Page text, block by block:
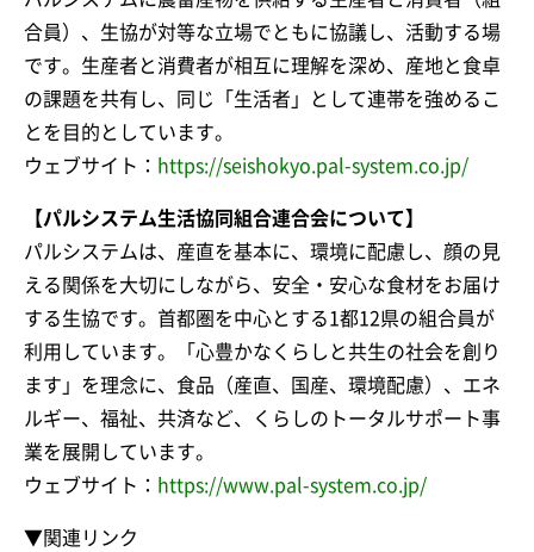
合員）、生協が対等な立場でともに協議し、活動する場
です。生産者と消費者が相互に理解を深め、産地と食卓
の課題を共有し、同じ「生活者」として連帯を強めるこ
とを目的としています。
ウェブサイト： https://seishokyo.pal-system.co.jp/
【パルシステム生活協同組合連合会について】
パルシステムは、産直を基本に、環境に配慮し、顔の見
える関係を大切にしながら、安全・安心な食材をお届け
する生協です。首都圏を中心とする1都12県の組合員が
利用しています。「心豊かなくらしと共生の社会を創り
ます」を理念に、食品（産直、国産、環境配慮）、エネ
ルギー、福祉、共済など、くらしのトータルサポート事
業を展開しています。
ウェブサイト： https://www.pal-system.co.jp/
▼関連リンク